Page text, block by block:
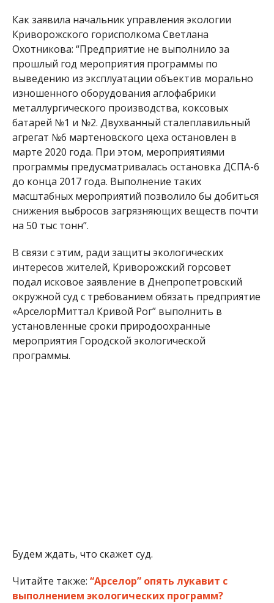
Как заявила начальник управления экологии
Криворожского горисполкома Светлана
Охотникова: “Предприятие не выполнило за
прошлый год мероприятия программы по
выведению из эксплуатации объектив морально
изношенного оборудования аглофабрики
металлургического производства, коксовых
батарей №1 и №2. Двухванный сталеплавильный
агрегат №6 мартеновского цеха остановлен в
марте 2020 года. При этом, мероприятиями
программы предусматривалась остановка ДСПА-6
до конца 2017 года. Выполнение таких
масштабных мероприятий позволило бы добиться
снижения выбросов загрязняющих веществ почти
на 50 тыс тонн”.
В связи с этим, ради защиты экологических
интересов жителей, Криворожский горсовет
подал исковое заявление в Днепропетровский
окружной суд с требованием обязать предприятие
«АрселорМиттал Кривой Рог” выполнить в
установленные сроки природоохранные
мероприятия Городской экологической
программы.
Будем ждать, что скажет суд.
Читайте также: “Арселор” опять лукавит с
выполнением экологических программ?